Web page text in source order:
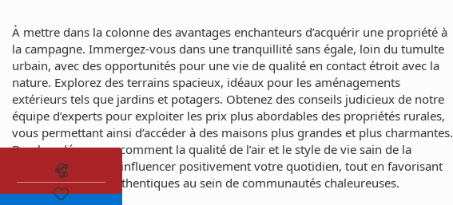
À mettre dans la colonne des avantages enchanteurs d’acquérir une propriété à
la campagne. Immergez-vous dans une tranquillité sans égale, loin du tumulte
urbain, avec des opportunités pour une vie de qualité en contact étroit avec la
nature. Explorez des terrains spacieux, idéaux pour les aménagements
extérieurs tels que jardins et potagers. Obtenez des conseils judicieux de notre
équipe d’experts pour exploiter les prix plus abordables des propriétés rurales,
vous permettant ainsi d’accéder à des maisons plus grandes et plus charmantes.
De plus, découvrez comment la qualité de l’air et le style de vie sain de la
campagne peuvent influencer positivement votre quotidien, tout en favorisant
des liens sociaux authentiques au sein de communautés chaleureuses.
Abonnez-vous à l'alerte immobilière